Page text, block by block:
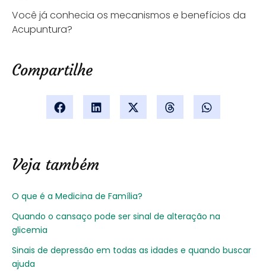
Você já conhecia os mecanismos e benefícios da
Acupuntura?
Compartilhe
Veja também
O que é a Medicina de Família?
Quando o cansaço pode ser sinal de alteração na
glicemia
Sinais de depressão em todas as idades e quando buscar
ajuda